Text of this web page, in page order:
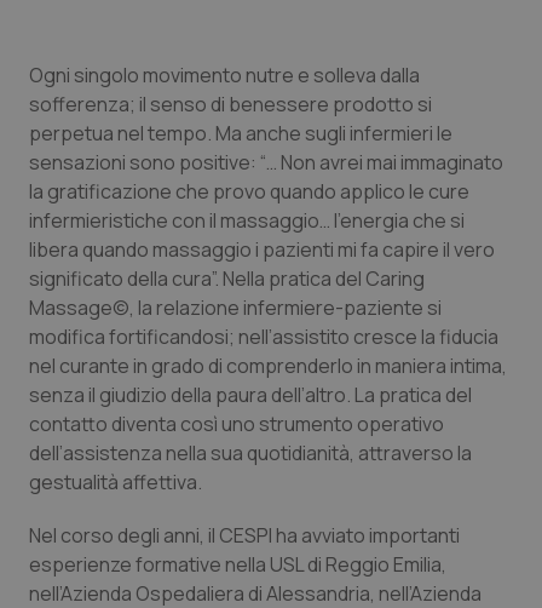
Oncologia & Nutrizione
Psoriasi & pelle
Quotidiano Cardiologia
Quotidiano Chirurgia
Quotidiano Oncologia
Quotidiano Pediatria
Rene & patologie urogenitali
Salute orale & impianti
Sangue & coagulazione
Ogni singolo movimento nutre e solleva dalla
sofferenza; il senso di benessere prodotto si
perpetua nel tempo. Ma anche sugli infermieri le
sensazioni sono positive: “… Non avrei mai immaginato
la gratificazione che provo quando applico le cure
infermieristiche con il massaggio… l’energia che si
libera quando massaggio i pazienti mi fa capire il vero
significato della cura”. Nella pratica del Caring
Massage©, la relazione infermiere-paziente si
modifica fortificandosi; nell’assistito cresce la fiducia
nel curante in grado di comprenderlo in maniera intima,
senza il giudizio della paura dell’altro. La pratica del
contatto diventa così uno strumento operativo
dell’assistenza nella sua quotidianità, attraverso la
gestualità affettiva.
Nel corso degli anni, il CESPI ha avviato importanti
esperienze formative nella USL di Reggio Emilia,
nell’Azienda Ospedaliera di Alessandria, nell’Azienda